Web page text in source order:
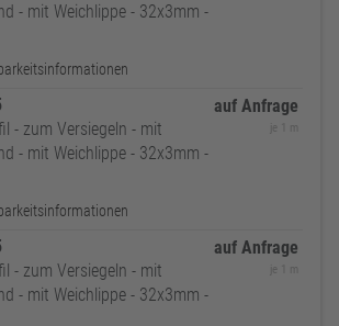
- mit Weichlippe - 32x3mm -
- zum Versiegeln - mit
- mit Weichlippe - 32x3mm -
auf Anfrage
je 1 m
- zum Versiegeln - mit
- mit Weichlippe - 32x3mm -
auf Anfrage
je 1 m